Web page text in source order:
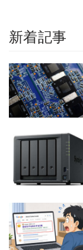
新着記事